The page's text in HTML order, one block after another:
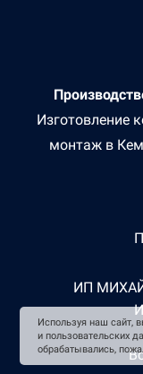
Изготовление
монтаж в
ИП
Используя наш сайт,
и пользовательских
обрабатывались,